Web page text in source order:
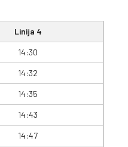
Linija 4
14:30
14:32
14:35
14:43
14:47